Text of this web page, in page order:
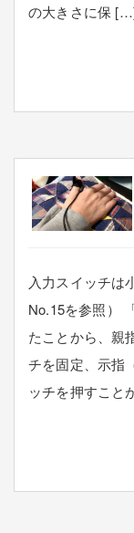
の大きさに保
入力スイッチは
No.15を参照）
たことから、親
チを固定、示指
ッチを押すこと